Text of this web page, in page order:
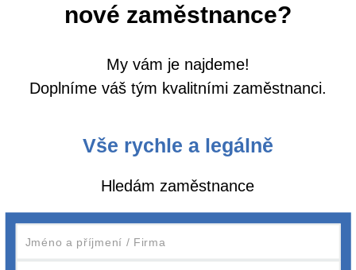
nové zaměstnance?
My vám je najdeme!
Doplníme váš tým kvalitními zaměstnanci.
Vše rychle a legálně
Hledám zaměstnance